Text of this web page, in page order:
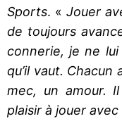
Sports. « Jouer
de toujours
connerie, je ne lui
qu’il vaut. Chacun
mec, un amour.
plaisir à jouer avec